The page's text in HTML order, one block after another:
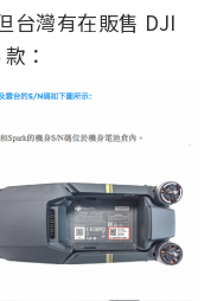
台灣有在販售 DJI
：